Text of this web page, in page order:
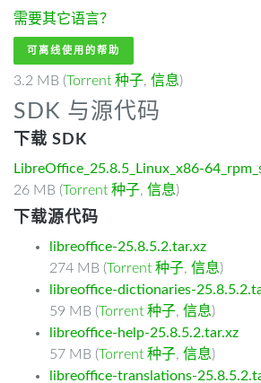
需要其它语言？
可离线使用的帮助
3.2 MB (Torrent 种子, 信息)
SDK 与源代码
下载 SDK
LibreOffice_25.8.5_Linux_x86-
26 MB (Torrent 种子, 信息)
下载源代码
libreoffice-25.8.5.2.tar.xz
274 MB (Torrent 种子, 信息)
libreoffice-dictionaries-
59 MB (Torrent 种子, 信息)
libreoffice-help-25.8.5.2.tar.xz
57 MB (Torrent 种子, 信息)
libreoffice-translations-